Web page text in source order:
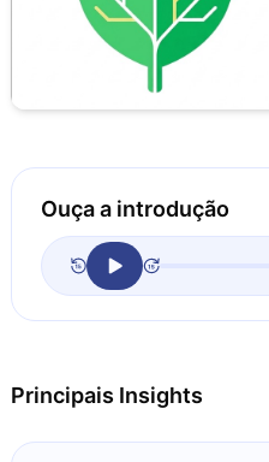
Ouça a introdução
Principais Insights